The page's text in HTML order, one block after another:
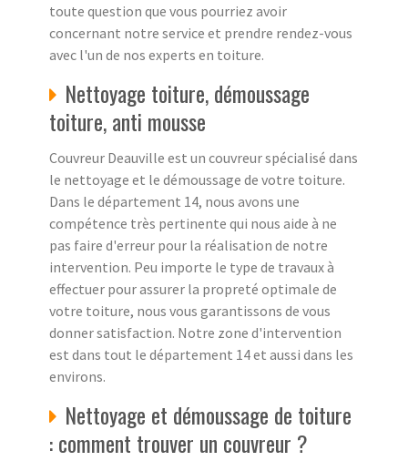
toute question que vous pourriez avoir
concernant notre service et prendre rendez-vous
avec l'un de nos experts en toiture.
Nettoyage toiture, démoussage
toiture, anti mousse
Couvreur Deauville est un couvreur spécialisé dans
le nettoyage et le démoussage de votre toiture.
Dans le département 14, nous avons une
compétence très pertinente qui nous aide à ne
pas faire d'erreur pour la réalisation de notre
intervention. Peu importe le type de travaux à
effectuer pour assurer la propreté optimale de
votre toiture, nous vous garantissons de vous
donner satisfaction. Notre zone d'intervention
est dans tout le département 14 et aussi dans les
environs.
Nettoyage et démoussage de toiture
: comment trouver un couvreur ?